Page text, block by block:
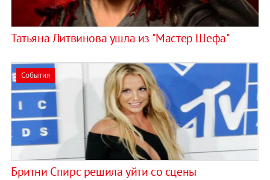
Татьяна Литвинова ушла из "Мастер Шефа"
События
Бритни Спирс решила уйти со сцены